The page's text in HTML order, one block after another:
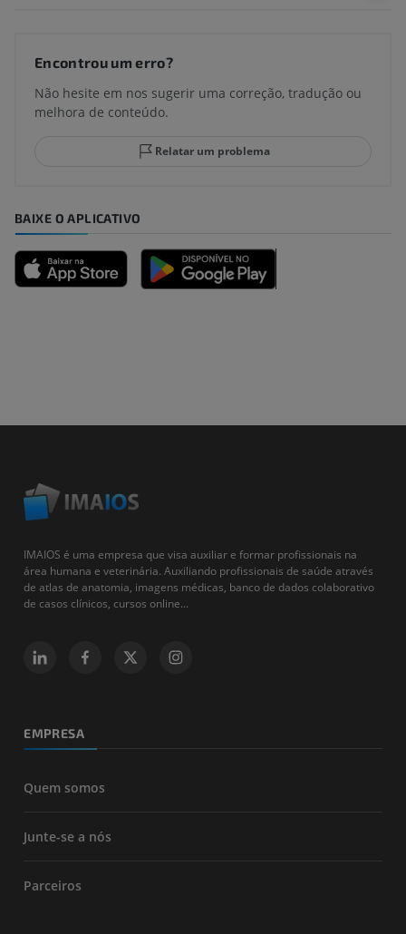
Encontrou um erro?
Não hesite em nos sugerir uma correção, tradução ou
melhora de conteúdo.
Relatar um problema
BAIXE O APLICATIVO
IMAIOS é uma empresa que visa auxiliar e formar profissionais na
área humana e veterinária. Auxiliando profissionais de saúde através
de atlas de anatomia, imagens médicas, banco de dados colaborativo
de casos clínicos, cursos online...
EMPRESA
Quem somos
Junte-se a nós
Parceiros